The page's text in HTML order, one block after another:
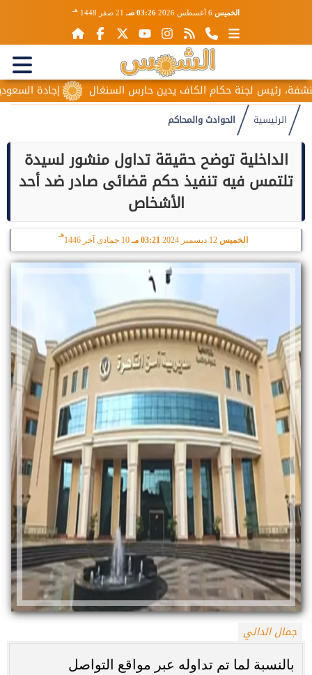
الخميس 03:26 صـ 21 صفر 1448 هـ
إجادة السعودية رئيس لجنة حكام الكاف يدين حارس السنغال
الرئيسية الحوادث والمحاكم
الداخلية توضح حقيقة تداول منشور لسيدة
تلتمس فيه تنفيذ حكم قضائى صادر ضد أحد
الأشخاص
الخميس 03:21 مـ 10 جمادى آخر 1446
هـ
جمال الدالي
بالنسبة لما تم تداوله عبر مواقع التواصل